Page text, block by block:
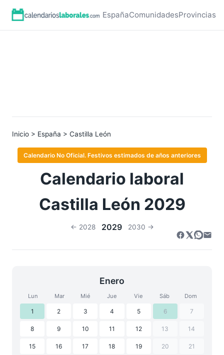
EspañaComunidadesProvincias
Inicio > España > Castilla León
Calendario No Oficial. Festivos estimados de años anteriores
Calendario laboral
Castilla León 2029
← 2028 2029 2030 →
Enero
Lun Mar Mié Jue Vie Sáb Dom
1 2 3 4 5 6 7
8 9 10 11 12 13 14
15 16 17 18 19 20 21